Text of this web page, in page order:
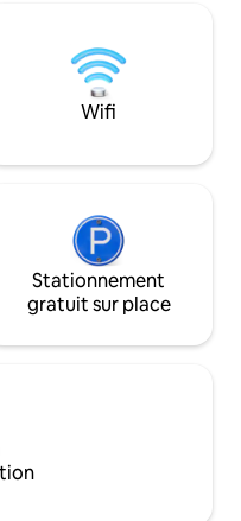
de son jardin
oiseaux , et de sa
Wifi
Stationnement
gratuit sur place